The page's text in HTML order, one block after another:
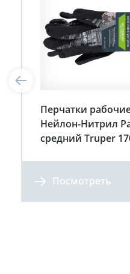
Перчатки
Нейлон-Нитрил
средний Truper
Посмотреть